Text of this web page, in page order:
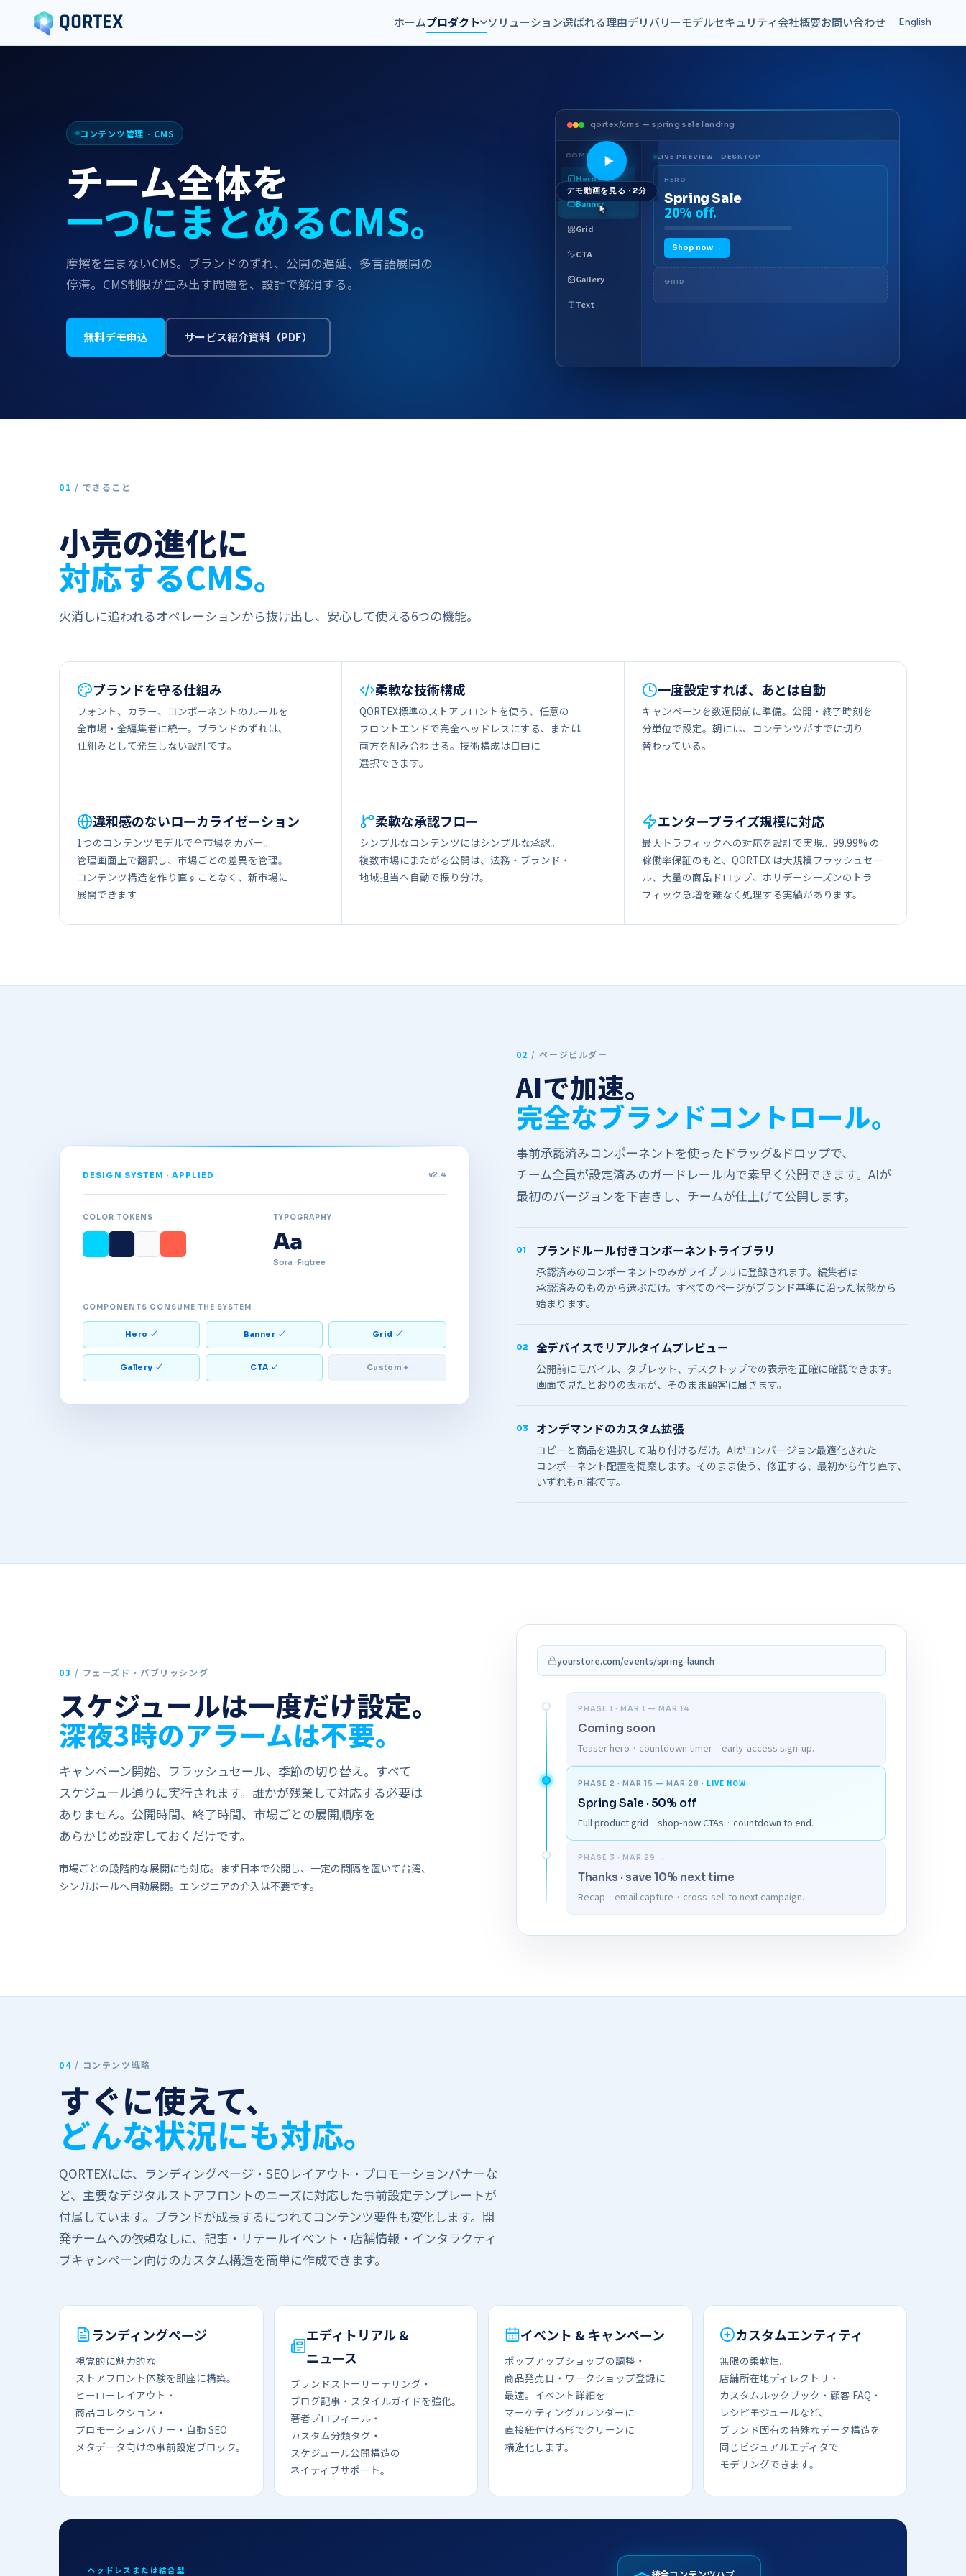
ホームプロダクト ソリューション選ばれる理由デリバリーモデルセキュリティ会社概要お問い合わせ English
コンテンツ管理 · CMS
チーム全体を
一つに​​まとめる​​CMS。
摩擦を​​生まない​​CMS。​​ブランドの​​ずれ、​​公開の​​遅延、​​多言語展開の​​
停滞。​​CMS制限が​​生み出す問題を、​​設計で​​解消する。
無料デモ申込 サービス紹介資料​（PDF）
qortex/cms — spring sale landing
COMPONENTS
Hero
Banner
Grid
CTA
Gallery
Text
LIVE PREVIEW · DESKTOP
HERO
Spring Sale
20% off.
Shop now →
GRID
デモ動画を見る · 2分
01 / できる​​こと
小売の​​進化に
対応する​​CMS。
火消しに​​追われる​​オペレーションから​​抜け出し、​​安心して​使える​​6つの機能。
ブランドを​​守る​​仕組み
フォント、​​カラー、​​コンポーネントの​​ルールを​​
全市場・​全編​​集者に​​統一。​​ブランドの​​ずれは、​​
仕組みと​​して​​発生しない​​設計です。
柔軟な​​技術構成
QORTEX標準の​​ストアフロントを​​使う、​​任意の​​
フロントエンドで​​完全ヘッドレスに​​する、​​または​​
両方を​​組み合わせる。​​技術構成は​​自由に​​
選択できます。
一度​​設定すれば、​​あとは​​自動
キャンペーンを​​数週間前に​​準備。​​公開・終了時刻を​​
分単位で​​設定。​​朝には、​​コンテンツが​​すでに​​切り​
替わっている。
違和感の​​ない​​ローカライゼーション
1つの​​コンテンツモデルで​​全市​​場を​​カバー。​​
管理画面上で​​翻訳し、​​市場ごとの​​差異を​​管理。​​
コンテンツ構造を​​作り直す​ことなく、​​新市場に​​
展開できます
柔軟な​​承認フロー
シンプルな​​コンテンツには​​シンプルな​​承認。​​
複数市場に​​またがる​​公開は、​​法務・ブランド・
地域担当へ​​自動で​​振り分け。
エンタープライズ規模に​​対応
最大トラフィックへの​対応を​設計で​実現。​99.99% の​
稼働率保証のもと、​QORTEX は​大規模フラッシュセー
ル、​大量の​商品ドロップ、​ホリデーシーズンの​トラ
フィック急増を​難なく​処理する​実績が​あります。
DESIGN SYSTEM · APPLIED v2.4
COLOR TOKENS TYPOGRAPHY
Aa
Sora · Figtree
COMPONENTS CONSUME THE SYSTEM
Hero ✓ Banner ✓ Grid ✓
Gallery ✓ CTA ✓ Custom +
02 /ページビルダー
AIで​​加速。
完全な​​ブランドコントロール。
事前承認済みコンポーネントを​​使った​​ドラッグ&ドロップで、​​
チーム全員が​​設定済みの​​ガードレール内で​​素早く​​公開できます。​​AIが​​
最初の​​バージョンを​​下​書きし、​​チームが​​仕上げて​​公開します。
01 ブランドルール付きコンポーネントライブラリ
承認済みの​​コンポーネントのみが​​ライブラリに​​登録されます。​​編集者は​​
承認済みの​​ものから​​選ぶだけ。​​すべての​​ページが​​ブランド基準に​​沿った​​状態から​​
始まります。
02 全デ​バイスで​​リアルタイムプレビュー
公開前に​​モバイル、​​タブレット、​​デスクトップでの​​表示を​​正確に​​確認できます。​​
画面で​​見た​​とおりの​​表示が、​​そのまま​​顧客に​​届きます。
03 オンデマンドの​​カスタム拡張
コピーと​​商品を​​選択して​​貼り付けるだけ。​​AIが​​コンバージョン最適化された​​
コンポーネント配置を​​提案します。​​そのまま​​使う、​​修正する、​​最初から​​作り直す、​​
いずれも​​可能です。
03 / フェーズド・パブリッシング
スケジュールは​​一度だけ設定。
深夜​​3時の​​アラームは​​不要。
キャンペーン開始、​​フラッシュセール、​​季節の​​切り替え。​​すべて​​
スケジュール通りに​​実行されます。​​誰かが​​残業して​​対応する​​必要は​​
ありません。​​公開時間、​​終了時間、​​市場ごとの​​展開順序を​​
あらかじめ設定しておくだけです。
市場ごとの​​段階的な​​展開にも​​対応。​​まず​​日本で​​公開し、​​一定の​​間隔を​​置いて​​台湾、​​
シンガポールへ​​自動展開。​​エンジニアの​​介入は​​不要です。
yourstore.com/events/spring-launch
PHASE 1 · MAR 1 — MAR 14
Coming soon
Teaser hero · countdown timer · early-access sign-up.
PHASE 2 · MAR 15 — MAR 28 · LIVE NOW
Spring Sale · 50% off
Full product grid · shop-now CTAs · countdown to end.
PHASE 3 · MAR 29 →
Thanks · save 10% next time
Recap · email capture · cross-sell to next campaign.
04 / コンテンツ戦略
すぐに​​使えて、
どんな​​状況にも​​対応。
QORTEXには、​ランディングページ・SEOレイアウト・プロモーションバナーな
ど、​主要な​デジタルストアフロントの​ニーズに​対応した​事前設定テンプレートが​
付属しています。​ブランドが​成長するに​つれて​コンテンツ要件も​変化します。​開
発チームへの​依頼なしに、​記事・リテールイベント・店舗情報・インタラクティ
ブキャンペーン向けの​カスタム構造を​簡単に​作成できます。
ランディングページ
視覚的に​​魅力的な​​
ストアフロント体験を​​即座に​​構築。​​
ヒーローレイアウト・
商品コレクション・
プロモーションバナー・​自動 SEO
メタデータ向けの​​事前設定ブロック。
エディトリアル &
ニュース
ブランドストーリーテリング・
ブログ記事・スタイルガイドを​​強化。​​
著者プロフィール・​
カスタム分類タグ・
スケジュール公開構造の​​
ネイティブサポート。
イベント & キャンペーン
ポップアップショップの​​調整・
商品発売日・ワークショップ登録に​​
最適。​​イベント詳細を​​
マーケティングカレンダーに​​
直接紐付ける​​形で​​クリーンに​​
構造化します。
カスタムエンティティ
無限の​​柔軟性。​​
店舗所在地ディレクトリ・
カスタムルックブック・顧客 FAQ・​
レシピモジュールなど、​​
ブランド固有の​​特殊な​​データ構造を​​
同じ​​ビジュアルエディタで​​
モデリングできます。
ヘッドレスまたは​​結合​​型